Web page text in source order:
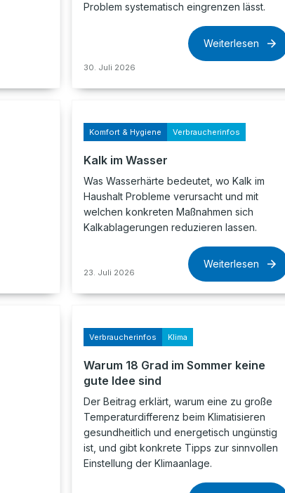
Problem systematisch eingrenzen lässt.
30. Juli 2026
Weiterlesen
Komfort & Hygiene Verbraucherinfos
Kalk im Wasser
Was Wasserhärte bedeutet, wo Kalk im
Haushalt Probleme verursacht und mit
welchen konkreten Maßnahmen sich
Kalkablagerungen reduzieren lassen.
23. Juli 2026
Weiterlesen
Verbraucherinfos Klima
Warum 18 Grad im Sommer keine
gute Idee sind
Der Beitrag erklärt, warum eine zu große
Temperaturdifferenz beim Klimatisieren
gesundheitlich und energetisch ungünstig
ist, und gibt konkrete Tipps zur sinnvollen
Einstellung der Klimaanlage.